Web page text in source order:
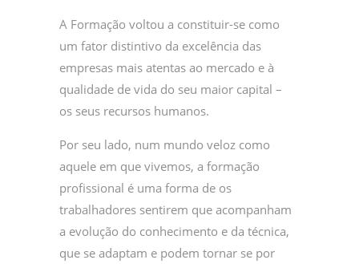
A Formação voltou a constituir-se como
um fator distintivo da excelência das
empresas mais atentas ao mercado e à
qualidade de vida do seu maior capital –
os seus recursos humanos.
Por seu lado, num mundo veloz como
aquele em que vivemos, a formação
profissional é uma forma de os
trabalhadores sentirem que acompanham
a evolução do conhecimento e da técnica,
que se adaptam e podem tornar se por